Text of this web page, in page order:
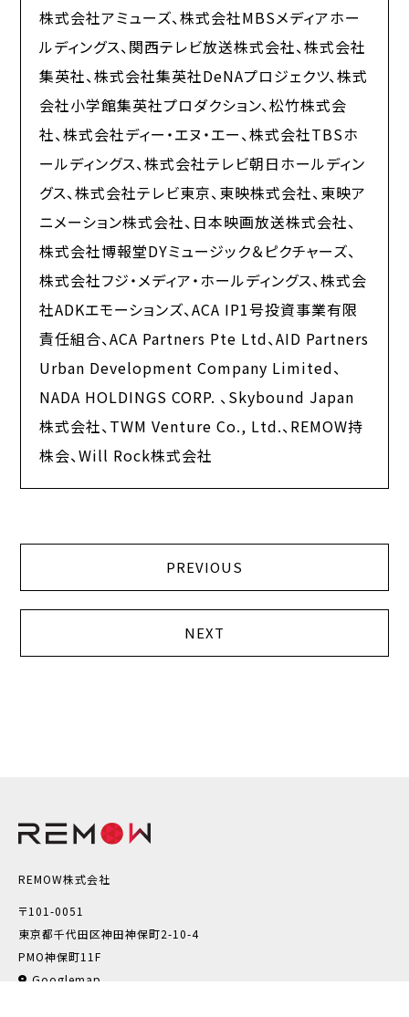
株式会社アミューズ、株式会社MBSメディアホー
ルディングス、関西テレビ放送株式会社、株式会社
集英社、株式会社集英社DeNAプロジェクツ、株式
会社小学館集英社プロダクション、松竹株式会
社、株式会社ディー・エヌ・エー、株式会社TBSホ
ールディングス、株式会社テレビ朝日ホールディン
グス、株式会社テレビ東京、東映株式会社、東映ア
ニメーション株式会社、日本映画放送株式会社、
株式会社博報堂DYミュージック＆ピクチャーズ、
株式会社フジ・メディア・ホールディングス、株式会
社ADKエモーションズ、ACA IP1号投資事業有限
責任組合、ACA Partners Pte Ltd、AID Partners
Urban Development Company Limited、
NADA HOLDINGS CORP. 、Skybound Japan
株式会社、TWM Venture Co., Ltd.、REMOW持
株会、Will Rock株式会社
PREVIOUS
NEXT
REMOW株式会社
〒101-0051
東京都千代田区神田神保町2-10-4
PMO神保町11F
Googlemap